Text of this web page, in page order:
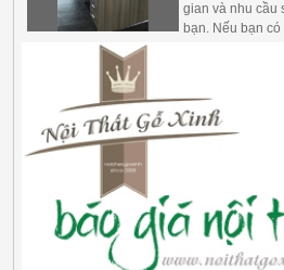
gian và nhu cầu
bạn. Nếu bạn
hồ sơ, hãy tìm
Mộc Vũng Tàu
chỉnh sản phẩm